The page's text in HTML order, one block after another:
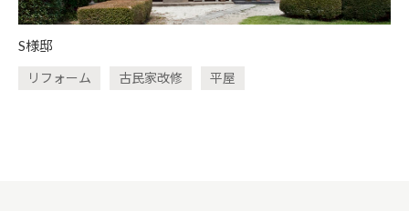
S様邸
リフォーム 古民家改修 平屋